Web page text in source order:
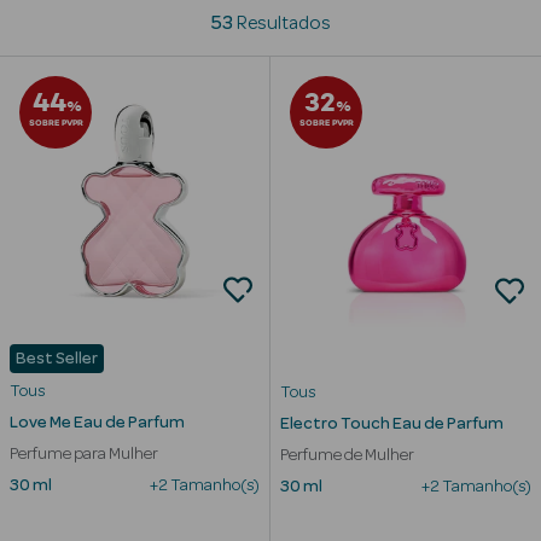
Cuidados de
Cabelo
Beauty Season
Maquilhagem
Beauty Season
Maquilhagem
Luxo
Beauty Season
Perfumes
53 Resultados
44%
SOBRE PVPR
Best Seller
Tous
Love Me Eau de Parfum
Perfume para Mulher
30 ml
+2 Tamanho(s)
32%
SOBRE PVPR
Tous
Electro Touch Eau de Parfum
Perfume de Mulher
30 ml
+2 Tamanho(s)